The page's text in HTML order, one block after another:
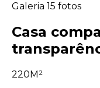
Galeria 15 fotos
Casa
220M²